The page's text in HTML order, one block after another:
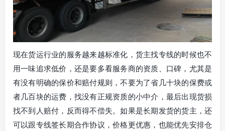
现在货运行业的服务越来越标准化，货主找专线的时候也不
用一味追求低价，还是要多看服务商的资质、口碑，尤其是
有没有明确的保价和赔付规则，不要为了省几十块的保费或
者几百块的运费，找没有正规资质的小中介，最后出现货损
找不到人赔付，反而得不偿失。如果是长期发货的货主，还
可以跟专线签长期合作协议，价格更优惠，也能优先安排仓